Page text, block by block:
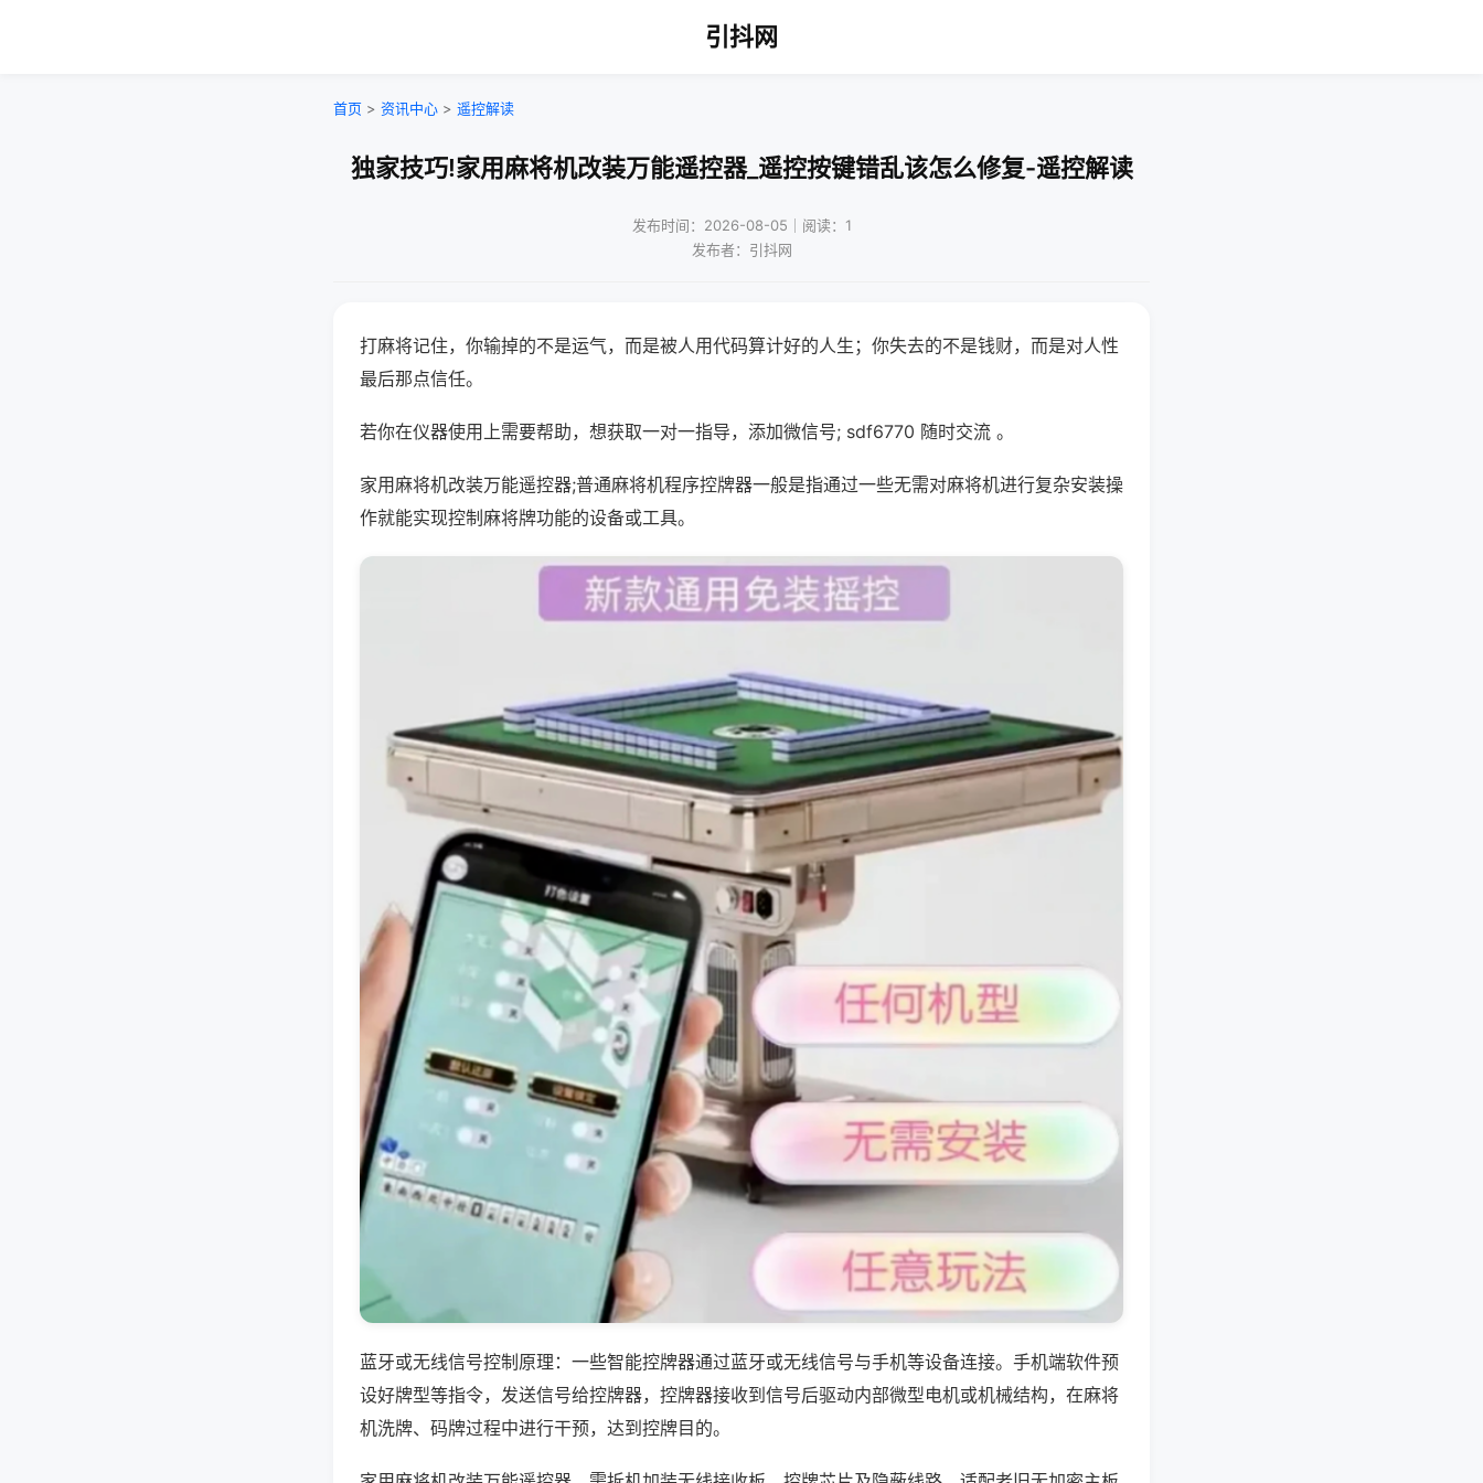
引抖网
首页 > 资讯中心 > 遥控解读
独家技巧!家用麻将机改装万能遥控器_遥控按键错乱该怎么修复-遥控解读
发布时间：2026-08-05｜阅读：1
发布者：引抖网
打麻将记住，你输掉的不是运气，而是被人用代码算计好的人生；你失去的不是钱财，而是对人性
最后那点信任。
若你在仪器使用上需要帮助，想获取一对一指导，添加微信号; sdf6770 随时交流 。
家用麻将机改装万能遥控器;普通麻将机程序控牌器一般是指通过一些无需对麻将机进行复杂安装操
作就能实现控制麻将牌功能的设备或工具。
蓝牙或无线信号控制原理：一些智能控牌器通过蓝牙或无线信号与手机等设备连接。手机端软件预
设好牌型等指令，发送信号给控牌器，控牌器接收到信号后驱动内部微型电机或机械结构，在麻将
机洗牌、码牌过程中进行干预，达到控牌目的。